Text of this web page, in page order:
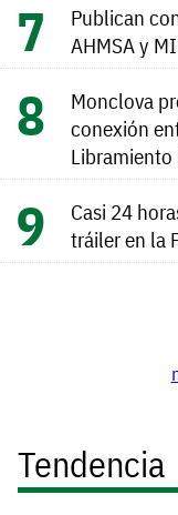
Publican
AHMSA y
Monclova
conexión
Libramiento
Casi 24
tráiler en la
Tendencia